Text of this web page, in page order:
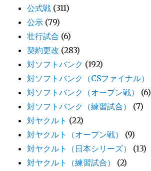
公式戦 (311)
公示 (79)
壮行試合 (6)
契約更改 (283)
対ソフトバンク (192)
対ソフトバンク（CSファイナル）
対ソフトバンク（オープン戦）
(6)
対ソフトバンク（練習試合）
(7)
対ヤクルト (22)
対ヤクルト（オープン戦）
(9)
対ヤクルト（日本シリーズ）
(13)
対ヤクルト（練習試合）
(2)